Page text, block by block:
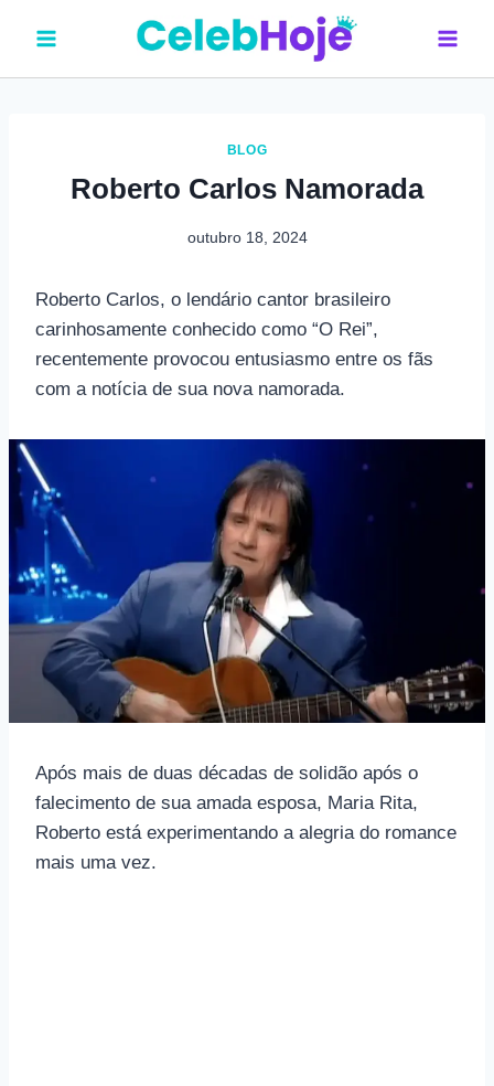
o
BLOG
Roberto Carlos Namorada
outubro 18, 2024
Roberto Carlos, o lendário cantor brasileiro
carinhosamente conhecido como “O Rei”,
recentemente provocou entusiasmo entre os fãs
com a notícia de sua nova namorada.
Após mais de duas décadas de solidão após o
falecimento de sua amada esposa, Maria Rita,
Roberto está experimentando a alegria do romance
mais uma vez.